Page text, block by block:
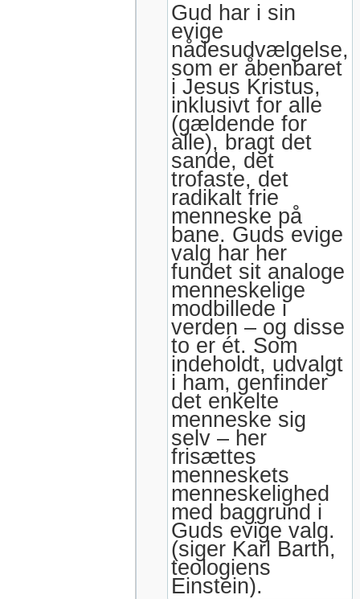
Gud har i sin
evige
nådesudvælgelse,
som er åbenbaret
i Jesus Kristus,
inklusivt for alle
(gældende for
alle), bragt det
sande, det
trofaste, det
radikalt frie
menneske på
bane. Guds evige
valg har her
fundet sit analoge
menneskelige
modbillede i
verden – og disse
to er ét. Som
indeholdt, udvalgt
i ham, genfinder
det enkelte
menneske sig
selv – her
frisættes
menneskets
menneskelighed
med baggrund i
Guds evige valg.
(siger Karl Barth,
teologiens
Einstein).